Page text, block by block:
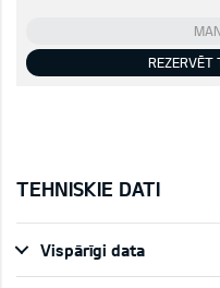
REZERVĒT
TEHNISKIE DATI
Vispārīgi data